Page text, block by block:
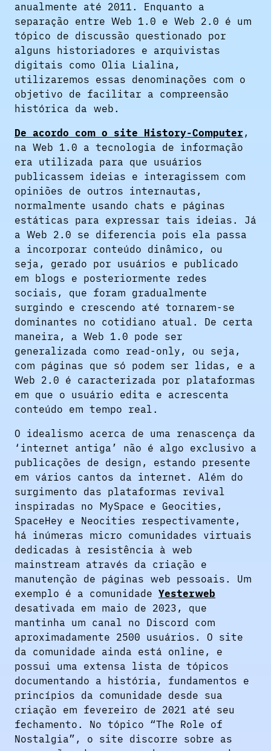
anualmente até 2011. Enquanto a
separação entre Web 1.0 e Web 2.0 é um
tópico de discussão questionado por
alguns historiadores e arquivistas
digitais como Olia Lialina,
utilizaremos essas denominações com o
objetivo de facilitar a compreensão
histórica da web.
De acordo com o site History-Computer ,
na Web 1.0 a tecnologia de informação
era utilizada para que usuários
publicassem ideias e interagissem com
opiniões de outros internautas,
normalmente usando chats e páginas
estáticas para expressar tais ideias. Já
a Web 2.0 se diferencia pois ela passa
a incorporar conteúdo dinâmico, ou
seja, gerado por usuários e publicado
em blogs e posteriormente redes
sociais, que foram gradualmente
surgindo e crescendo até tornarem-se
dominantes no cotidiano atual. De certa
maneira, a Web 1.0 pode ser
generalizada como read-only, ou seja,
com páginas que só podem ser lidas, e a
Web 2.0 é caracterizada por plataformas
em que o usuário edita e acrescenta
conteúdo em tempo real.
O idealismo acerca de uma renascença da
‘internet antiga’ não é algo exclusivo a
publicações de design, estando presente
em vários cantos da internet. Além do
surgimento das plataformas revival
inspiradas no MySpace e Geocities,
SpaceHey e Neocities respectivamente,
há inúmeras micro comunidades virtuais
dedicadas à resistência à web
mainstream através da criação e
manutenção de páginas web pessoais. Um
exemplo é a comunidade Yesterweb
desativada em maio de 2023, que
mantinha um canal no Discord com
aproximadamente 2500 usuários. O site
da comunidade ainda está online, e
possui uma extensa lista de tópicos
documentando a história, fundamentos e
princípios da comunidade desde sua
criação em fevereiro de 2021 até seu
fechamento. No tópico “The Role of
Nostalgia”, o site discorre sobre as